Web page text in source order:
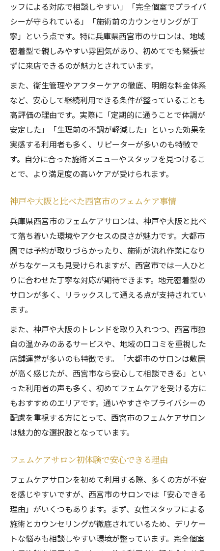
ッフによる対応で相談しやすい」「完全個室でプライバ
シーが守られている」「施術前のカウンセリングが丁
寧」という点です。特に兵庫県西宮市のサロンは、地域
密着型で親しみやすい雰囲気があり、初めてでも緊張せ
ずに来店できるのが魅力とされています。
また、衛生管理やアフターケアの徹底、明朗な料金体系
など、安心して継続利用できる条件が整っていることも
高評価の理由です。実際に「定期的に通うことで体調が
安定した」「生理前の不調が軽減した」といった効果を
実感する利用者も多く、リピーターが多いのも特徴で
す。自分に合った施術メニューやスタッフを見つけるこ
とで、より満足度の高いケアが受けられます。
神戸や大阪と比べた西宮市のフェムケア事情
兵庫県西宮市のフェムケアサロンは、神戸や大阪と比べ
て落ち着いた環境やアクセスの良さが魅力です。大都市
圏では予約が取りづらかったり、施術が流れ作業になり
がちなケースも見受けられますが、西宮市では一人ひと
りに合わせた丁寧な対応が期待できます。地元密着型の
サロンが多く、リラックスして通える点が支持されてい
ます。
また、神戸や大阪のトレンドを取り入れつつ、西宮市独
自の温かみのあるサービスや、地域の口コミを重視した
店舗運営が多いのも特徴です。「大都市のサロンは敷居
が高く感じたが、西宮市なら安心して相談できる」とい
った利用者の声も多く、初めてフェムケアを受ける方に
もおすすめのエリアです。通いやすさやプライバシーの
配慮を重視する方にとって、西宮市のフェムケアサロン
は魅力的な選択肢となっています。
フェムケアサロン初体験で安心できる理由
フェムケアサロンを初めて利用する際、多くの方が不安
を感じやすいですが、西宮市のサロンでは「安心できる
理由」がいくつもあります。まず、女性スタッフによる
施術とカウンセリングが徹底されているため、デリケー
トな悩みも相談しやすい環境が整っています。完全個室